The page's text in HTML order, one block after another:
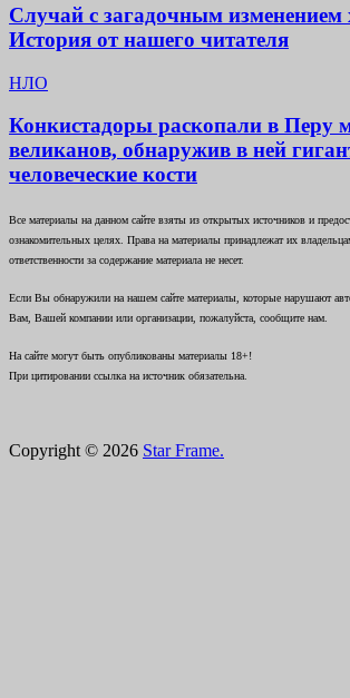
Случай с загадочным изменением
История от нашего читателя
НЛО
Конкистадоры раскопали в Перу
великанов, обнаружив в ней
человеческие кости
Все материалы на данном сайте взяты из открытых источников и
ознакомительных целях. Права на материалы принадлежат их
ответственности за содержание материала не несет.
Если Вы обнаружили на нашем сайте материалы, которые нарушают
Вам, Вашей компании или организации, пожалуйста, сообщите нам.
На сайте могут быть опубликованы материалы 18+!
При цитировании ссылка на источник обязательна.
Copyright © 2026 Star Frame.